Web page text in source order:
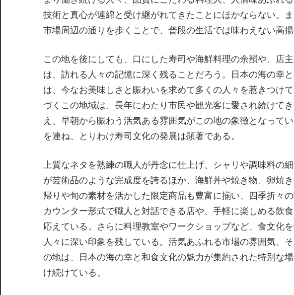
技術と真心が連綿と受け継がれてきたことにほかならない。
市場周辺の通りを歩くことで、普段の生活では味わえない高揚
この地を後にしても、口にした寿司や海鮮料理の余韻や、店
は、訪れる人々の記憶に深く残ることだろう。日本の海の幸
は、今なお美味しさと賑わいを求めて多くの人々を惹きつけ
づくこの地域は、長年にわたり市民や観光客に愛され続けて
え、早朝から賑わう活気ある雰囲気がこの地の象徴となって
を連ね、とりわけ寿司文化の発展は顕著である。
上質なネタを熟練の職人が丹念に仕上げ、シャリや調味料の
が芸術品のような完成度を誇るほか、海鮮丼や焼き物、卵焼
帰りや旬の素材を活かした限定商品も豊富に揃い、四季折々
カウンター形式で職人と対話できる店や、手軽に楽しめる飲
応えている。さらに料理教室やワークショップなど、食文化
人々に深い印象を残している。活気あふれる市場の雰囲気、
の地は、日本の海の幸と和食文化の魅力が集約された特別な
け続けている。